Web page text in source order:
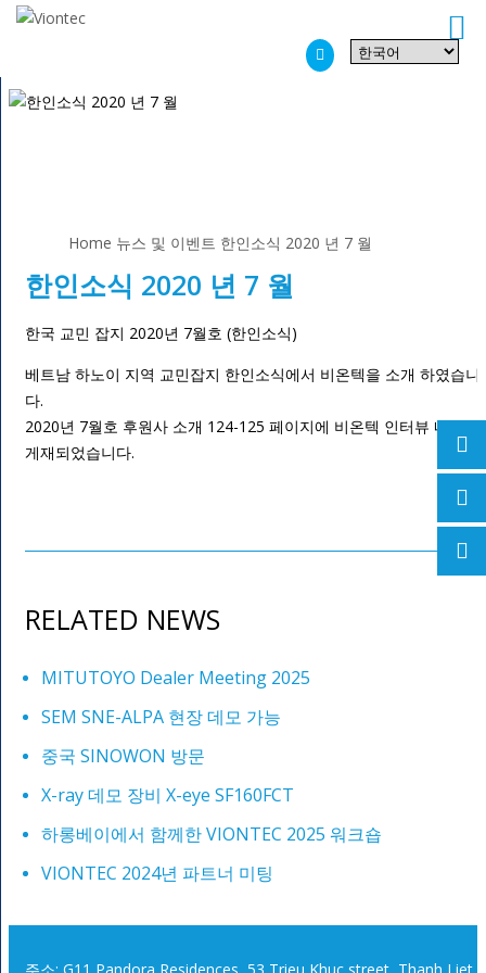
Additionally, paste this code immediately after the opening tag:
Home 뉴스 및 이벤트 한인소식 2020 년 7 월
한인소식 2020 년 7 월
한국 교민 잡지 2020년 7월호 (한인소식)
베트남 하노이 지역 교민잡지 한인소식에서 비온텍을 소개 하였습니
다.
2020년 7월호 후원사 소개 124-125 페이지에 비온텍 인터뷰 내용이
게재되었습니다.
RELATED NEWS
MITUTOYO Dealer Meeting 2025
SEM SNE-ALPA 현장 데모 가능
중국 SINOWON 방문
X-ray 데모 장비 X-eye SF160FCT
하롱베이에서 함께한 VIONTEC 2025 워크숍
VIONTEC 2024년 파트너 미팅